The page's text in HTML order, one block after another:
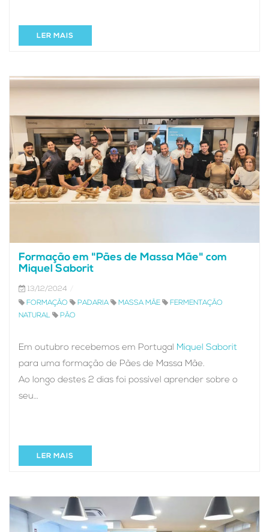
LER MAIS
Formação em "Pães de Massa Mãe" com
Miquel Saborit
13/12/2024
FORMAÇÃO
PADARIA MASSA MÃE
FERMENTAÇÃO
NATURAL
PÃO
Em outubro recebemos em Portugal Miquel Saborit
para uma formação de Pães de Massa Mãe.
Ao longo destes 2 dias foi possível aprender sobre o
seu…
LER MAIS